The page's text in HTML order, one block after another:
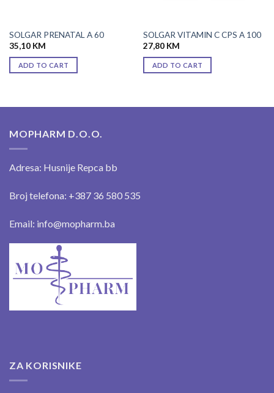
SOLGAR PRENATAL A 60
35,10 KM
ADD TO CART
SOLGAR VITAMIN C CPS A 100
27,80 KM
ADD TO CART
MOPHARM D.O.O.
Adresa: Husnije Repca bb
Broj telefona: +387 36 580 535
Email: info@mopharm.ba
ZA KORISNIKE